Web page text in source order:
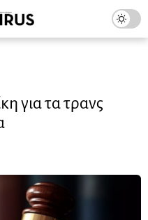
για τα τρανς